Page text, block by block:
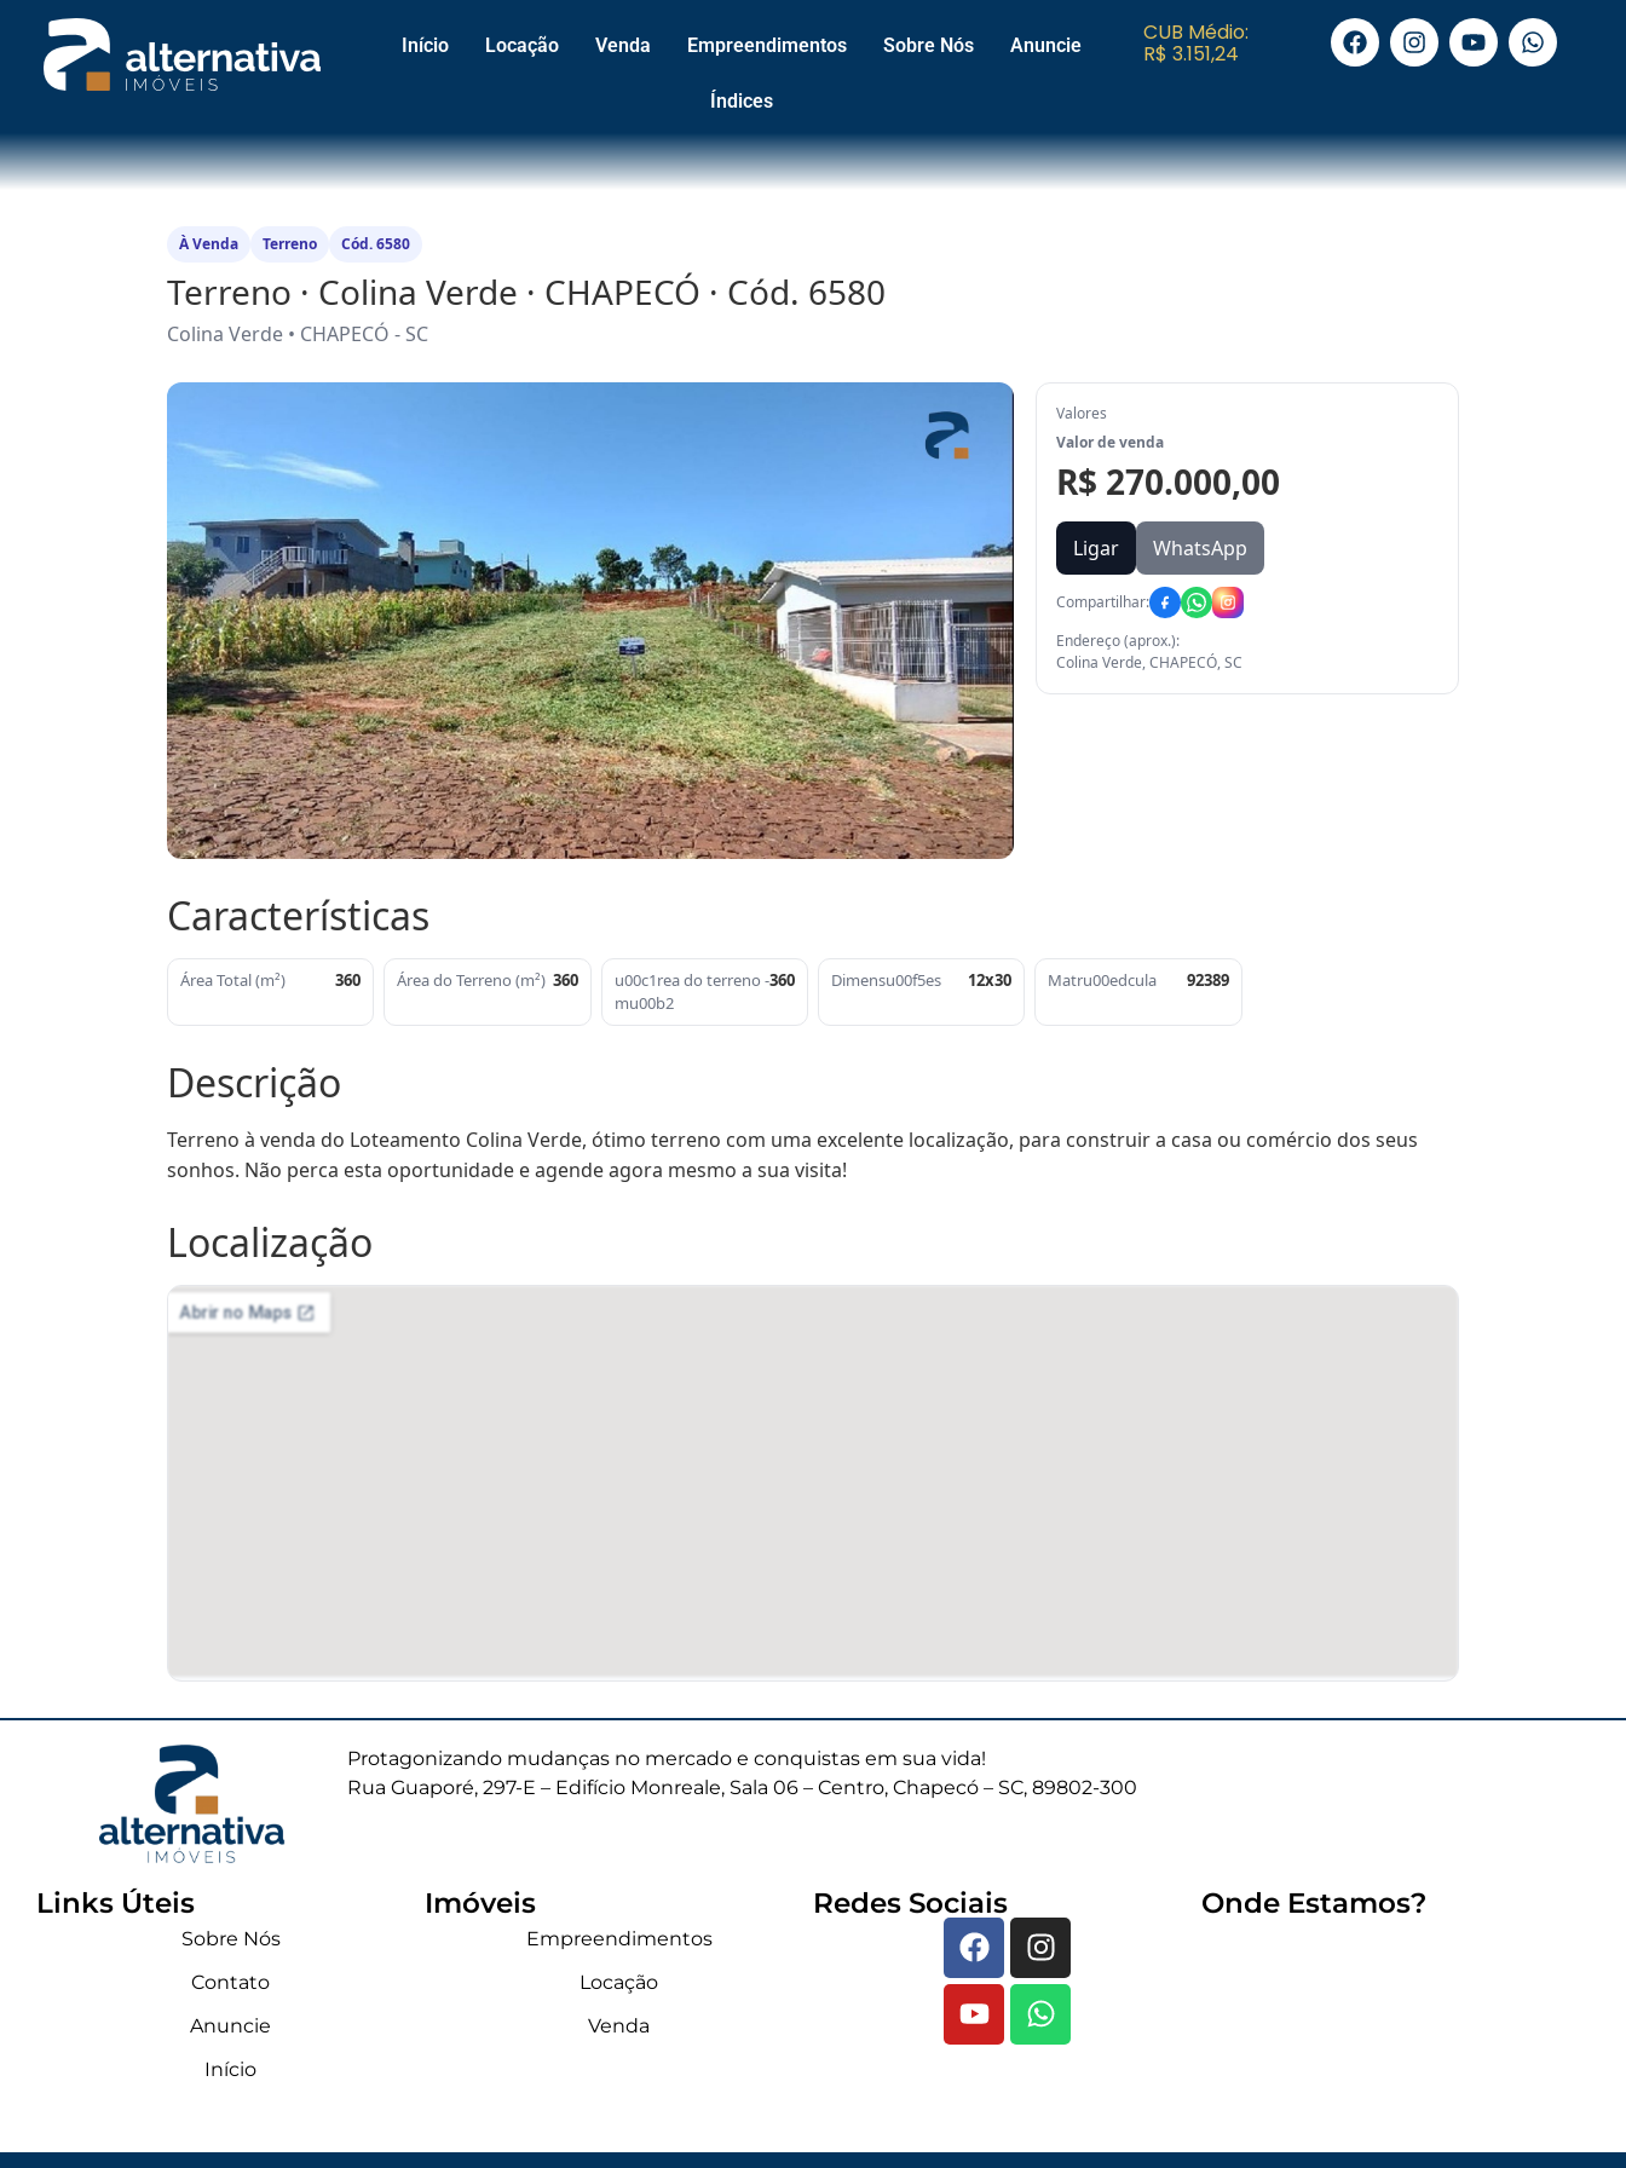
Início Locação Venda Empreendimentos Sobre Nós Anuncie
Índices
CUB Médio:
R$ 3.151,24
À Venda Terreno Cód. 6580
Terreno · Colina Verde · CHAPECÓ · Cód. 6580
Colina Verde • CHAPECÓ - SC
Valores
Valor de venda
R$ 270.000,00
Ligar WhatsApp
Compartilhar:
Endereço (aprox.):
Colina Verde, CHAPECÓ, SC
Características
Área Total (m²) 360 Área do Terreno (m²) 360
u00c1rea do terreno -
mu00b2
360 Dimensu00f5es 12x30 Matru00edcula 92389
Descrição
Terreno à venda do Loteamento Colina Verde, ótimo terreno com uma excelente localização, para construir a casa ou comércio dos seus
sonhos. Não perca esta oportunidade e agende agora mesmo a sua visita!
Localização
Protagonizando mudanças no mercado e conquistas em sua vida!
Rua Guaporé, 297-E – Edifício Monreale, Sala 06 – Centro, Chapecó – SC, 89802-300
Links Úteis
Sobre Nós
Contato
Anuncie
Início
Imóveis
Empreendimentos
Locação
Venda
Redes Sociais Onde Estamos?